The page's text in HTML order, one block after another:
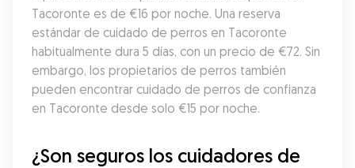
Tacoronte es de €16 por noche. Una reserva
estándar de cuidado de perros en Tacoronte
habitualmente dura 5 días, con un precio de €72. Sin
embargo, los propietarios de perros también
pueden encontrar cuidado de perros de confianza
en Tacoronte desde solo €15 por noche.
¿Son seguros los cuidadores de